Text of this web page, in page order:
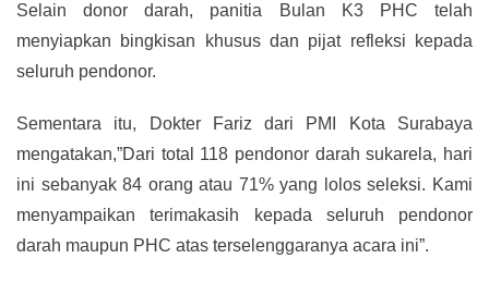
Selain donor darah, panitia Bulan K3 PHC telah
menyiapkan bingkisan khusus dan pijat refleksi kepada
seluruh pendonor.
Sementara itu, Dokter Fariz dari PMI Kota Surabaya
mengatakan,”Dari total 118 pendonor darah sukarela, hari
ini sebanyak 84 orang atau 71% yang lolos seleksi. Kami
menyampaikan terimakasih kepada seluruh pendonor
darah maupun PHC atas terselenggaranya acara ini”.